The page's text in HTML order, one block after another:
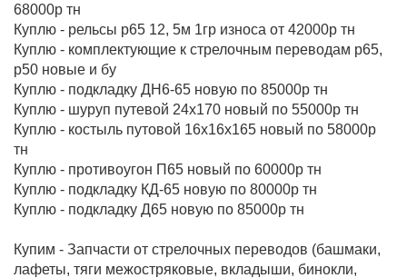
68000р тн
Куплю - рельсы р65 12, 5м 1гр износа от 42000р тн
Куплю - комплектующие к стрелочным переводам р65,
р50 новые и бу
Куплю - подкладку ДН6-65 новую по 85000р тн
Куплю - шуруп путевой 24х170 новый по 55000р тн
Куплю - костыль путовой 16х16х165 новый по 58000р
тн
Куплю - противоугон П65 новый по 60000р тн
Куплю - подкладку КД-65 новую по 80000р тн
Куплю - подкладку Д65 новую по 85000р тн
Купим - Запчасти от стрелочных переводов (башмаки,
лафеты, тяги межостряковые, вкладыши, бинокли,